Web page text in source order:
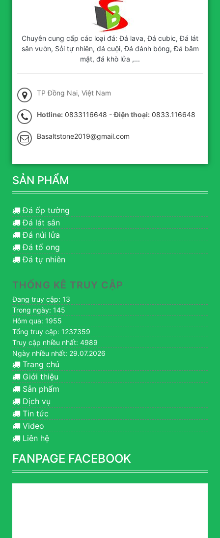
Chuyên cung cấp các loại đá: Đá lava, Đá cubic, Đá lát
sân vườn, Sỏi tự nhiên, đá cuội, Đá đánh bóng, Đá băm
mặt, đá khò lửa ,...
TP Đồng Nai, Việt Nam
Hotline: 0833116648 -Điện thoại: 0833.116648
Basaltstone2019@gmail.com
SẢN PHẨM
Đá ốp tường
Đá lát sân
Đá núi lửa
Đá tổ ong
Đá tự nhiên
THỐNG KÊ TRUY CẬP
Đang truy cập: 13
Trong ngày: 145
Hôm qua: 1955
Tổng truy cập: 1237359
Truy cập nhiều nhất: 4989
Ngày nhiều nhất: 29.07.2026
Trang chủ
Giới thiệu
Sản phẩm
Dịch vụ
Tin tức
Video
Liên hệ
FANPAGE FACEBOOK